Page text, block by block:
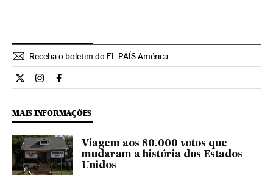
Receba o boletim do EL PAÍS América
Internacional El País Brasil en Twitter
Internacional El País Brasil en Instagram
Internacional El País Brasil en Facebook
MAIS INFORMAÇÕES
Viagem aos 80.000 votos que
mudaram a história dos Estados
Unidos